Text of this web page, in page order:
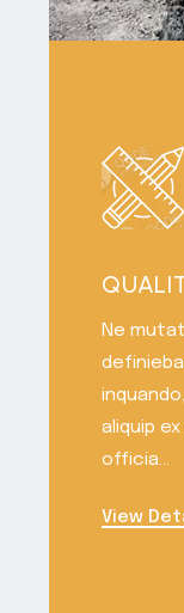
Ne
aliquip
officia...
View